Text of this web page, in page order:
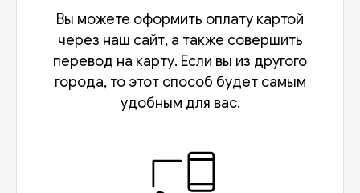
Вы можете оформить оплату картой
через наш сайт, а также совершить
перевод на карту. Если вы из другого
города, то этот способ будет самым
удобным для вас.